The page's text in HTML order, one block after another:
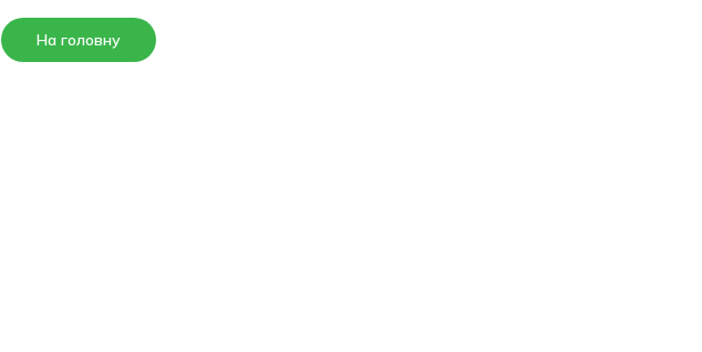
На головну